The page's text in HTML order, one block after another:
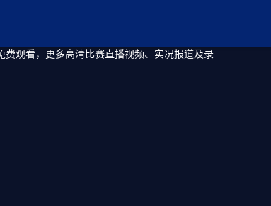
观看，更多高清比赛直播视频、实况报道及录